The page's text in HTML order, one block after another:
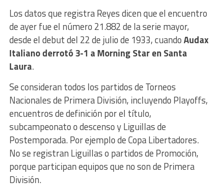
Los datos que registra Reyes dicen que el encuentro
de ayer fue el número 21.882 de la serie mayor,
desde el debut del 22 de julio de 1933, cuandoAudax
Italiano derrotó 3-1 a Morning Star en Santa
Laura.
Se consideran todos los partidos de Torneos
Nacionales de Primera División, incluyendo Playoffs,
encuentros de definición por el título,
subcampeonato o descenso y Liguillas de
Postemporada. Por ejemplo de Copa Libertadores.
No se registran Liguillas o partidos de Promoción,
porque participan equipos que no son de Primera
División.